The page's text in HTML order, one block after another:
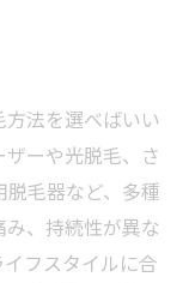
法を選べばいい
ーや光脱毛、さ
毛器など、多種
、持続性が異な
フスタイルに合